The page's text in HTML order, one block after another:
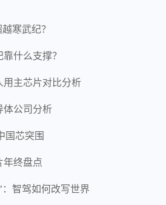
寒武纪？
什么支撑？
用主芯片对比分析
体公司分析
国芯突围
年终盘点
：智驾如何改写世界